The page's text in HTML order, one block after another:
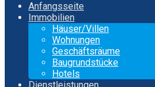
Anfangsseite
Immobilien
Häuser/Villen
Wohnungen
Geschäftsräume
Baugrundstücke
Hotels